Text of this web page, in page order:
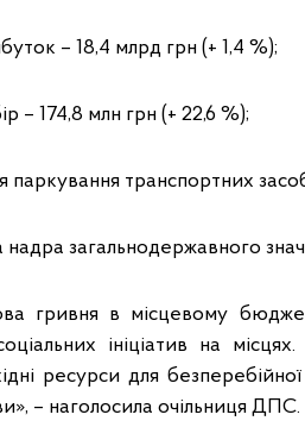
– 18,4 млрд грн (+ 1,4 %);
– 174,8 млн грн (+ 22,6 %);
паркування транспортних
надра загальнодержавного
гривня в місцевому
ініціатив на
ресурси для
– наголосила очільниця ДПС.